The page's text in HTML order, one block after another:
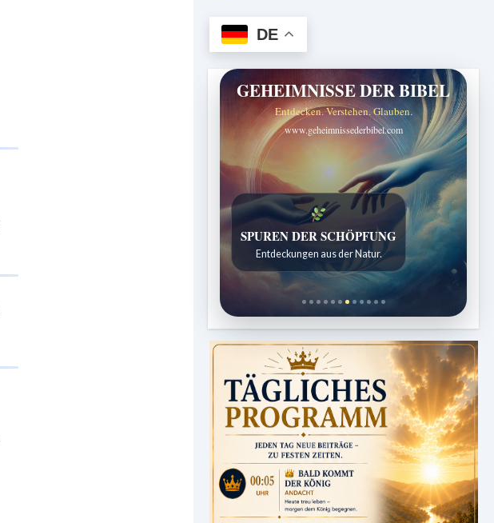
DE
GEHEIMNISSE DER BIBEL
Entdecken. Verstehen. Glauben.
www.geheimnissederbibel.com
SPUREN DER SCHÖPFUNG
Entdeckungen aus der Natur.